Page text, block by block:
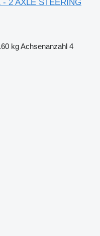
2 AXLE STEERING
kgAchsenanzahl 4